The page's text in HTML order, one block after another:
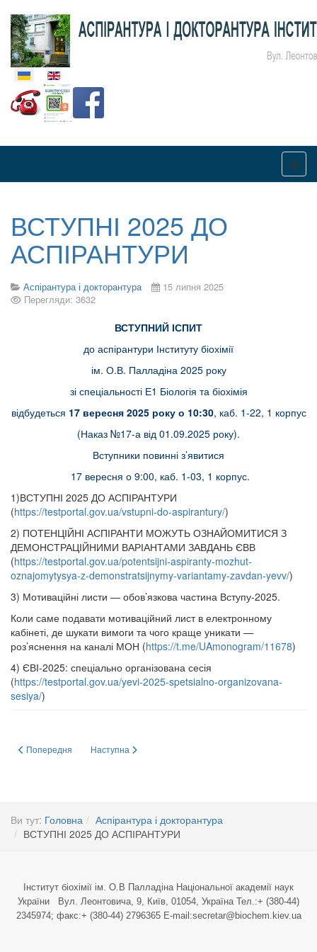
Оберіть свою мову
ВСТУПНІ 2025 ДО
АСПІРАНТУРИ
Аспірантура і докторантура
15 липня 2025
Перегляди: 3632
ВСТУПНИЙ ІСПИТ
до аспірантури Інституту біохімії
ім. О.В. Палладіна 2025 року
зі спеціальності Е1 Біологія та біохімія
відбудеться 17 вересня 2025 року о 10:30, каб. 1-22, 1 корпус
(Наказ №17-а від 01.09.2025 року).
Вступники повинні з’явитися
17 вересня о 9:00, каб. 1-03, 1 корпус.
1)ВСТУПНІ 2025 ДО АСПІРАНТУРИ
(https://testportal.gov.ua/vstupni-do-aspirantury/)
2) ПОТЕНЦІЙНІ АСПІРАНТИ МОЖУТЬ ОЗНАЙОМИТИСЯ З
ДЕМОНСТРАЦІЙНИМИ ВАРІАНТАМИ ЗАВДАНЬ ЄВВ
(https://testportal.gov.ua/potentsijni-aspiranty-mozhut-
oznajomytysya-z-demonstratsijnymy-variantamy-zavdan-yevv/)
3) Мотиваційні листи — обов’язкова частина Вступу-2025.
Коли саме подавати мотиваційний лист в електронному
кабінеті, де шукати вимоги та чого краще уникати —
роз’яснення на каналі МОН (https://t.me/UAmonogram/11678)
4) ЄВІ-2025: спеціально організована сесія
(https://testportal.gov.ua/yevi-2025-spetsialno-organizovana-
sesiya/)
Попередня стаття: Про деякі особливості вступної кампанії до
Попередня Наступна стаття: ВСТУПНИЙ ІСПИТ 17 вересня 2025
Наступна
Ви тут: Головна
Аспірантура і докторантура
ВСТУПНІ 2025 ДО АСПІРАНТУРИ
Інститут біохімії ім. О.В Палладіна Національної академії наук
України Вул. Леонтовича, 9, Київ, 01054, Україна Тел.:+ (380-44)
2345974; факс:+ (380-44) 2796365 E-mail:secretar@biochem.kiev.ua